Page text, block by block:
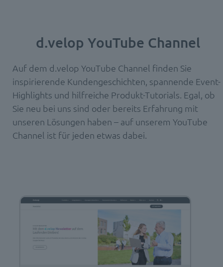
d.velop YouTube Channel
Auf dem d.velop YouTube Channel finden Sie
inspirierende Kundengeschichten, spannende Event-
Highlights und hilfreiche Produkt-Tutorials. Egal, ob
Sie neu bei uns sind oder bereits Erfahrung mit
unseren Lösungen haben – auf unserem YouTube
Channel ist für jeden etwas dabei.